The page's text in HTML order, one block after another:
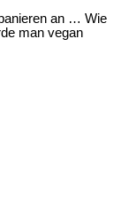
an … Wie
man vegan